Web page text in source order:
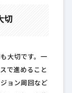
切
大切です。一
で進めること
ョン周回など